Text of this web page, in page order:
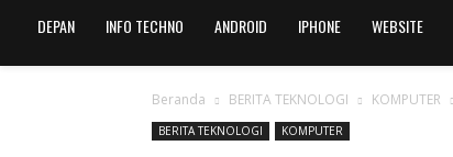
DEPAN INFO TECHNO ANDROID IPHONE WEBSITE
Beranda BERITA TEKNOLOGI KOMPUTER
BERITA TEKNOLOGI KOMPUTER